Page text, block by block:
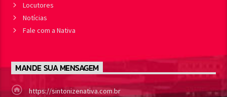
Locutores
Notícias
Fale com a Nativa
MANDE SUA MENSAGEM
https://sintonizenativa.com.br